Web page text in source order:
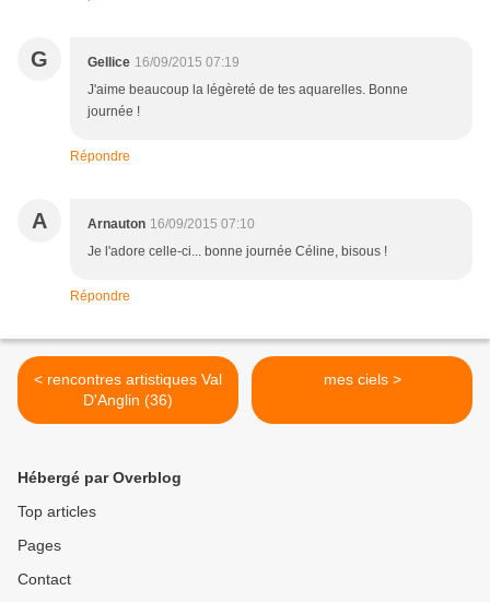
G Gellice 16/09/2015 07:19
J'aime beaucoup la légèreté de tes aquarelles. Bonne
journée !
Répondre
A Arnauton 16/09/2015 07:10
Je l'adore celle-ci... bonne journée Céline, bisous !
Répondre
< rencontres artistiques Val
D'Anglin (36)
mes ciels >
Hébergé par Overblog
Top articles
Pages
Contact